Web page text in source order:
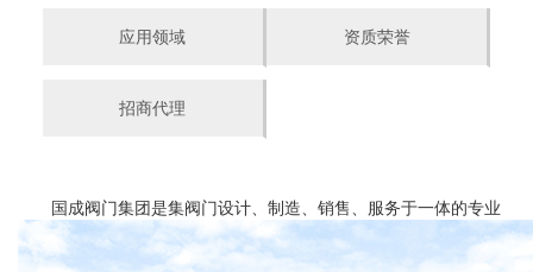
应用领域 资质荣誉
招商代理
国成阀门集团是集阀门设计、制造、销售、服务于一体的专业